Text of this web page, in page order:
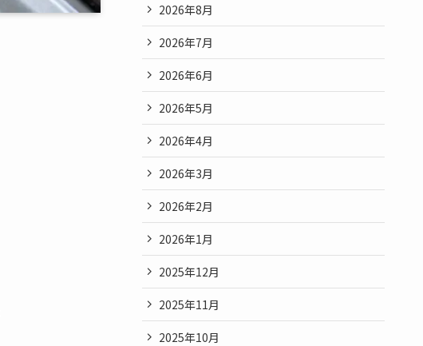
2026年8月
2026年7月
2026年6月
2026年5月
2026年4月
2026年3月
2026年2月
2026年1月
2025年12月
2025年11月
2025年10月